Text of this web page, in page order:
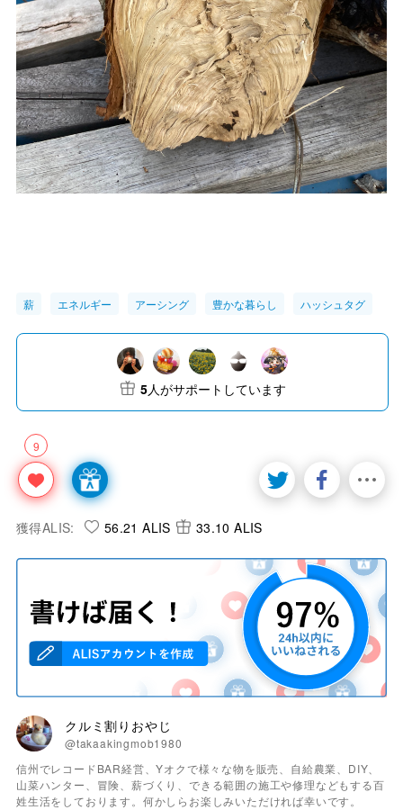
薪 エネルギー アーシング 豊かな暮らし ハッシュタグ
9
5人がサポートしています
獲得ALIS: 56.21 ALIS 33.10 ALIS
クルミ割りおやじ
@takaakingmob1980
信州でレコードBAR経営、Yオクで様々な物を販売、自給農業、DIY、
山菜ハンター、冒険、薪づくり、できる範囲の施工や修理などもする百
姓生活をしております。何かしらお楽しみいただければ幸いです。